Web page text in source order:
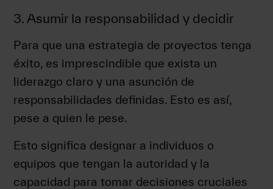
3. Asumir la responsabilidad y decidir
Para que una estrategia de proyectos tenga
éxito, es imprescindible que exista un
liderazgo claro y una asunción de
responsabilidades definidas. Esto es así,
pese a quien le pese.
Esto significa designar a individuos o
equipos que tengan la autoridad y la
capacidad para tomar decisiones cruciales